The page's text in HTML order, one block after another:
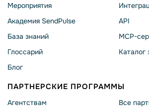
Мероприятия
Академия SendPulse
База знаний
Глоссарий
Блог
API
MCP-
Каталог
ПАРТНЕРСКИЕ ПРОГРАММЫ
Агентствам
Все